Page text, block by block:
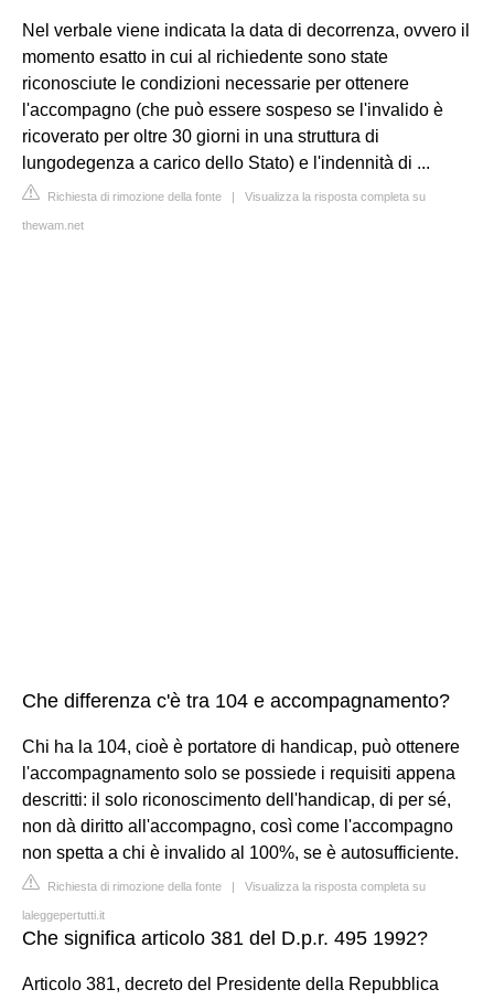
Nel verbale viene indicata la data di decorrenza, ovvero il
momento esatto in cui al richiedente sono state
riconosciute le condizioni necessarie per ottenere
l'accompagno (che può essere sospeso se l'invalido è
ricoverato per oltre 30 giorni in una struttura di
lungodegenza a carico dello Stato) e l'indennità di ...
Richiesta di rimozione della fonte | Visualizza la risposta completa su
thewam.net
Che differenza c'è tra 104 e accompagnamento?
Chi ha la 104, cioè è portatore di handicap, può ottenere
l'accompagnamento solo se possiede i requisiti appena
descritti: il solo riconoscimento dell'handicap, di per sé,
non dà diritto all'accompagno, così come l'accompagno
non spetta a chi è invalido al 100%, se è autosufficiente.
Richiesta di rimozione della fonte | Visualizza la risposta completa su
laleggepertutti.it
Che significa articolo 381 del D.p.r. 495 1992?
Articolo 381, decreto del Presidente della Repubblica